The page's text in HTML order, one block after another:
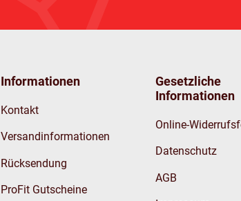
Informationen
Kontakt
Versandinformationen
Rücksendung
ProFit Gutscheine
Gesetzliche
Informationen
Online-
Datenschutz
AGB